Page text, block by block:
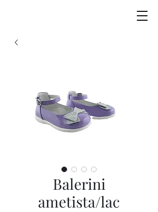
Balerini
ametista/lac